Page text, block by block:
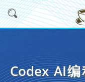
Codex AI